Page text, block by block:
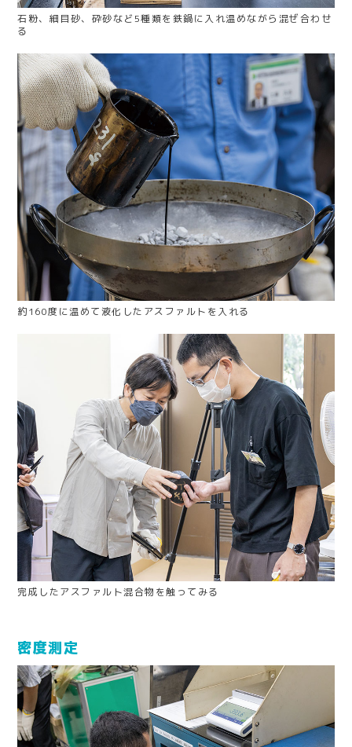
石粉、細目砂、砕砂など5種類を鉄鍋に入れ温めながら混ぜ合わせ
る
約160度に温めて液化したアスファルトを入れる
完成したアスファルト混合物を触ってみる
密度測定